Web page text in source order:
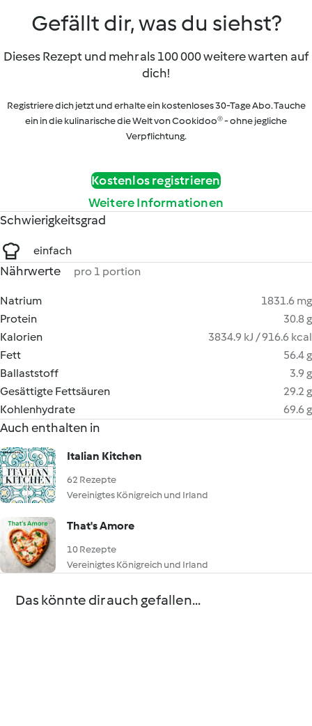
Gefällt dir, was du siehst?
Dieses Rezept und mehr als 100 000 weitere warten auf
dich!
Registriere dich jetzt und erhalte ein kostenloses 30-Tage Abo. Tauche
ein in die kulinarische die Welt von Cookidoo® - ohne jegliche
Verpflichtung.
Kostenlos registrieren
Weitere Informationen
Schwierigkeitsgrad
einfach
Nährwerte pro 1 portion
Natrium
1831.6 mg
Protein
30.8 g
Kalorien
3834.9 kJ / 916.6 kcal
Fett
56.4 g
Ballaststoff
3.9 g
Gesättigte Fettsäuren
29.2 g
Kohlenhydrate
69.6 g
Auch enthalten in
Italian Kitchen
62 Rezepte
Vereinigtes Königreich und Irland
That's Amore
10 Rezepte
Vereinigtes Königreich und Irland
Das könnte dir auch gefallen...